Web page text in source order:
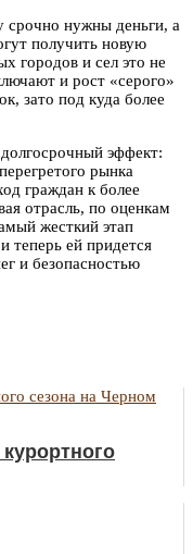
срочно нужны деньги, а
получить новую
городов и сел это не
и рост «серого»
зато под куда более
эффект:
рынка
граждан к более
отрасль, по оценкам
жесткий этап
теперь ей придется
и безопасностью